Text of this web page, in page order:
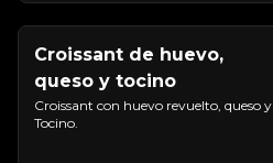
Croissant de huevo,
queso y tocino
Croissant con huevo revuelto, queso y
Tocino.